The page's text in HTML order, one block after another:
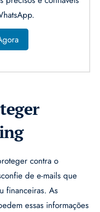
contra o
de e-mails que
financeiras. As
essas informações